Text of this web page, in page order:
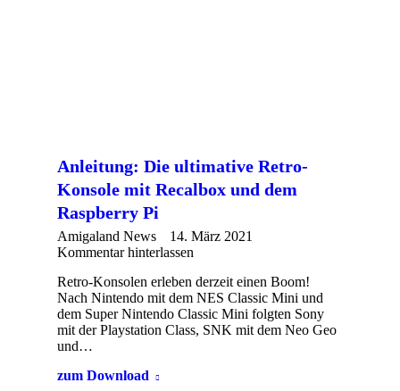
Anleitung: Die ultimative Retro-
Konsole mit Recalbox und dem
Raspberry Pi
Amigaland News
14. März 2021
Kommentar hinterlassen
Retro-Konsolen erleben derzeit einen Boom!
Nach Nintendo mit dem NES Classic Mini und
dem Super Nintendo Classic Mini folgten Sony
mit der Playstation Class, SNK mit dem Neo Geo
und…
zum Download